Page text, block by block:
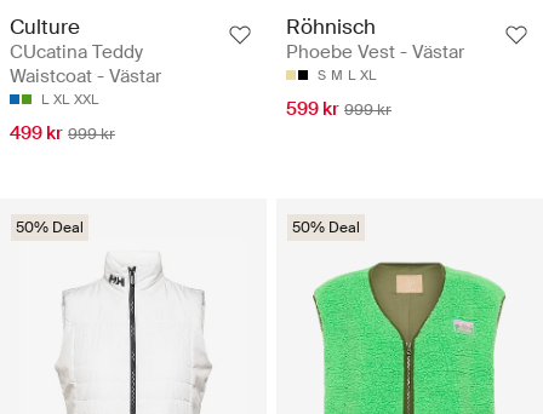
Culture
CUcatina Teddy
Waistcoat - Västar
L XL XXL
499 kr 999 kr
Röhnisch
Phoebe Vest - Västar
S M L XL
599 kr 999 kr
50% Deal 50% Deal